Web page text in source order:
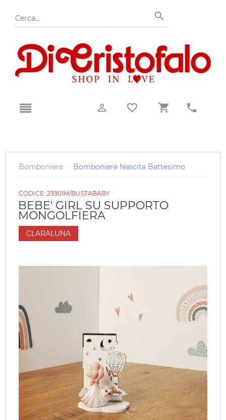
Bomboniere › Bomboniere Nascita Battesimo
CODICE: 23901M/BUSTABABY
BEBE' GIRL SU SUPPORTO
MONGOLFIERA
CLARALUNA